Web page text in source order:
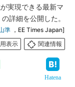
実現できる最新マ
詳細を公開した。
準 ，EE Times Japan]
表示
関連情報
Hatena